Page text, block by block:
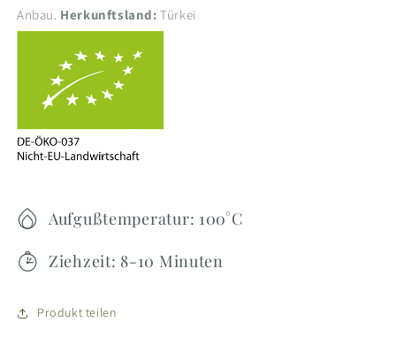
Anbau. Herkunftsland: Türkei
Aufgußtemperatur: 100°C
Ziehzeit: 8-10 Minuten
Produkt teilen